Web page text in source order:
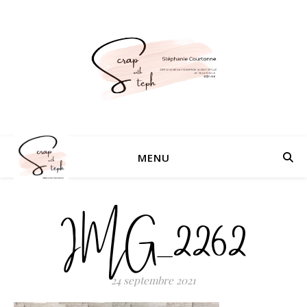
MENU
IMG_2262
24 septembre 2021